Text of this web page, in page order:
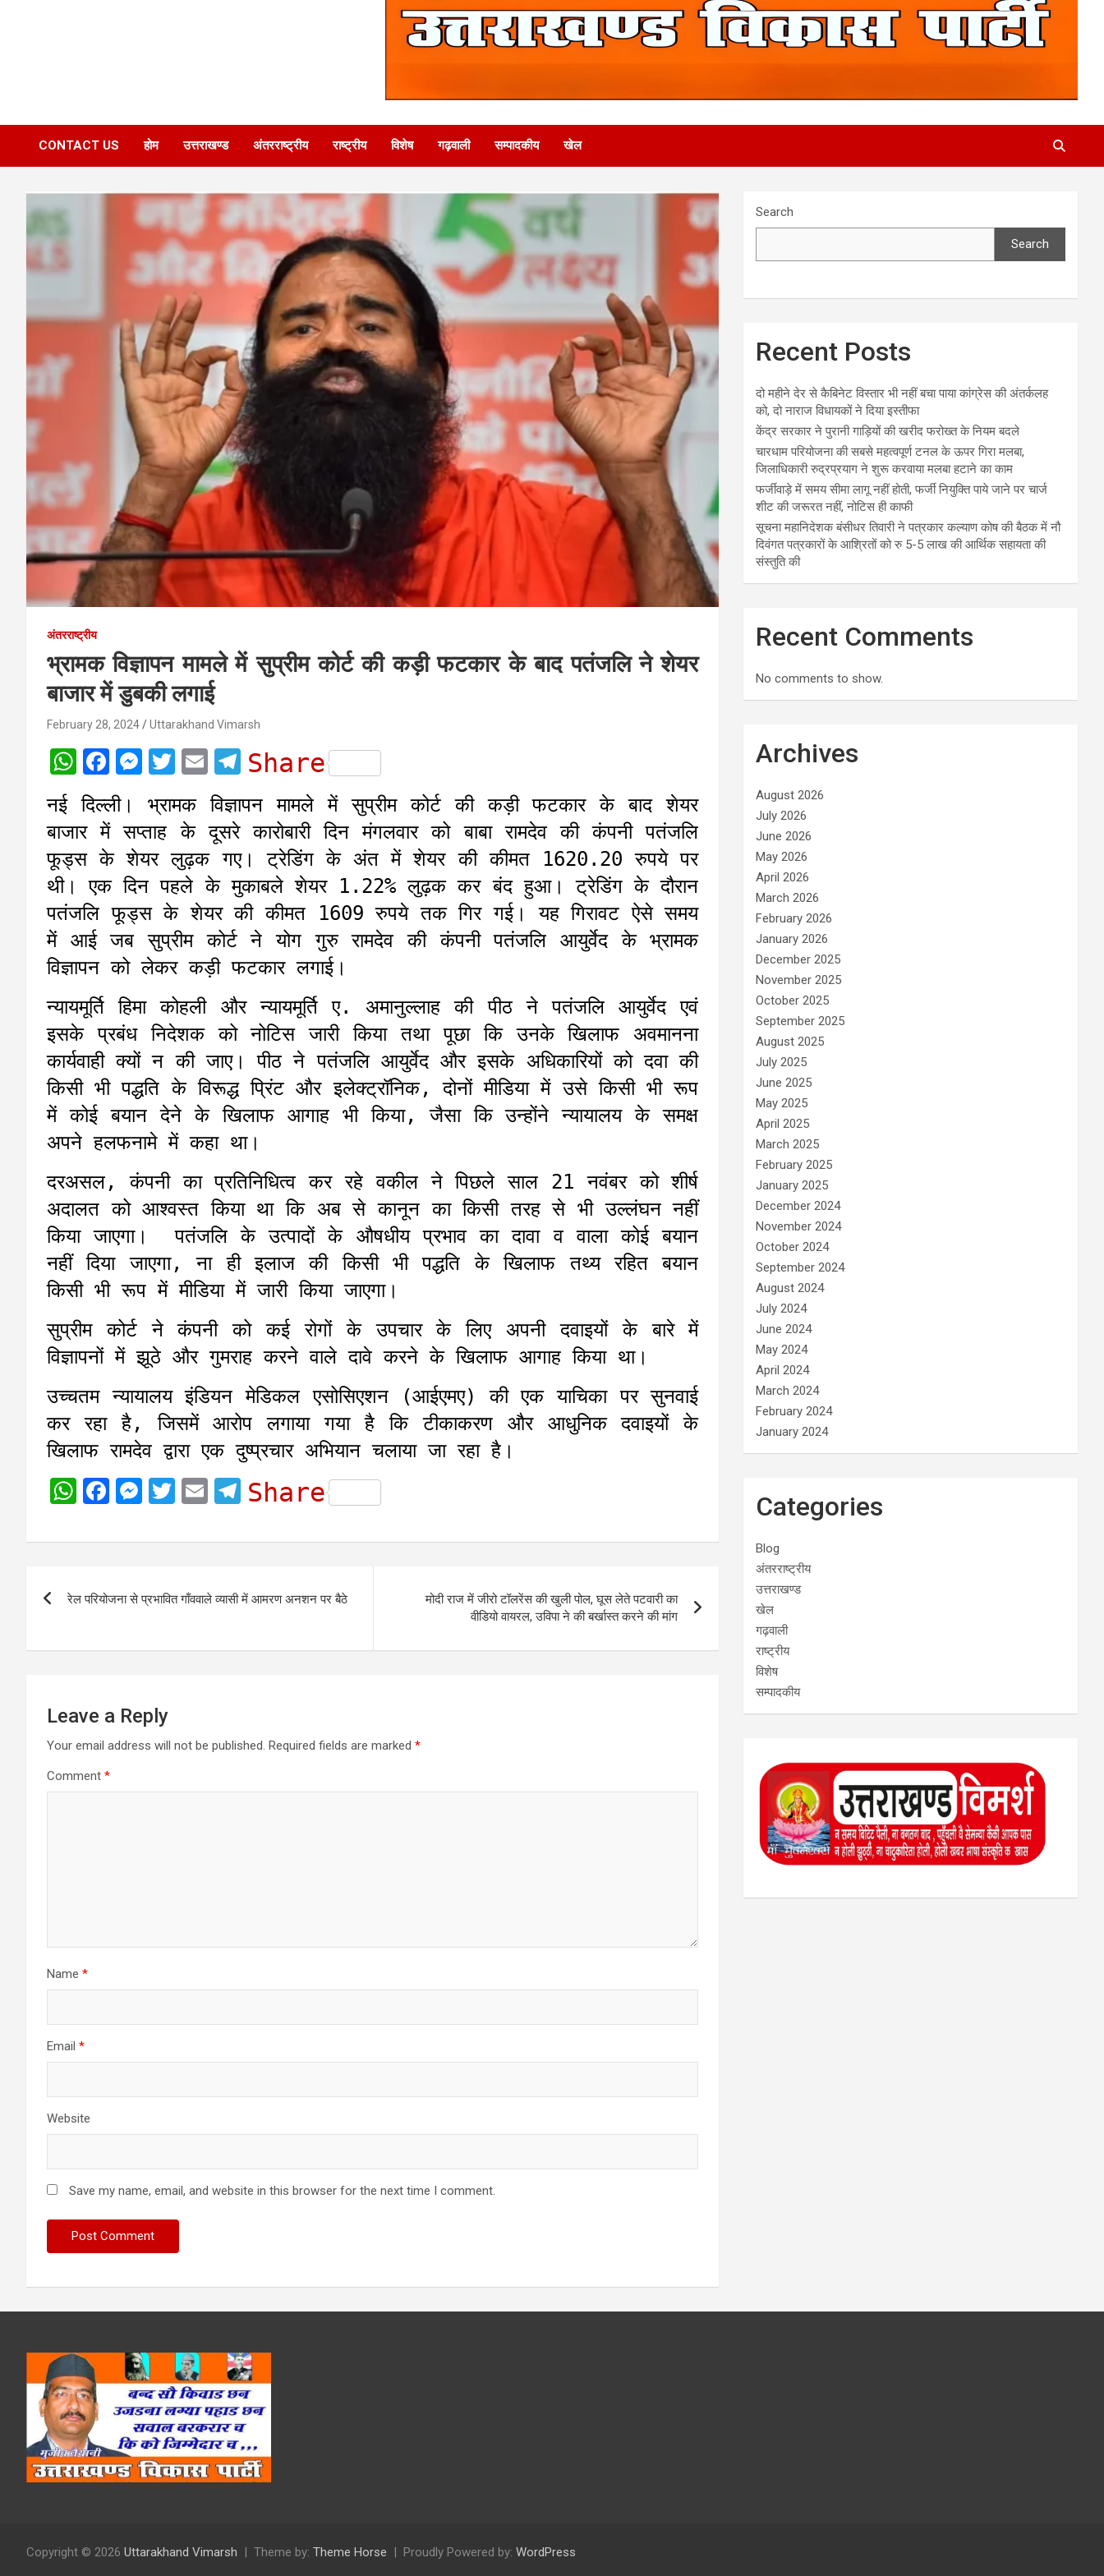
CONTACT US होम उत्तराखण्ड अंतरराष्ट्रीय राष्ट्रीय विशेष गढ़वाली सम्पादकीय खेल
अंतरराष्ट्रीय
भ्रामक विज्ञापन मामले में सुप्रीम कोर्ट की कड़ी फटकार के बाद पतंजलि ने शेयर
बाजार में डुबकी लगाई
February 28, 2024 Uttarakhand Vimarsh
W
h
a
t
s
A
p
p
F
a
c
e
b
o
o
k
M
s
s
e
n
g
e
r
T
i
t
t
e
r
E
m
a
i
l
T
l
e
g
r
a
m
Share
नई दिल्ली। भ्रामक विज्ञापन मामले में सुप्रीम कोर्ट की कड़ी फटकार के बाद शेयर
बाजार में सप्ताह के दूसरे कारोबारी दिन मंगलवार को बाबा रामदेव की कंपनी पतंजलि
फूड्स के शेयर लुढ़क गए। ट्रेडिंग के अंत में शेयर की कीमत 1620.20 रुपये पर
थी। एक दिन पहले के मुकाबले शेयर 1.22% लुढ़क कर बंद हुआ। ट्रेडिंग के दौरान
पतंजलि फूड्स के शेयर की कीमत 1609 रुपये तक गिर गई। यह गिरावट ऐसे समय
में आई जब सुप्रीम कोर्ट ने योग गुरु रामदेव की कंपनी पतंजलि आयुर्वेद के भ्रामक
विज्ञापन को लेकर कड़ी फटकार लगाई।
न्यायमूर्ति हिमा कोहली और न्यायमूर्ति ए. अमानुल्लाह की पीठ ने पतंजलि आयुर्वेद एवं
इसके प्रबंध निदेशक को नोटिस जारी किया तथा पूछा कि उनके खिलाफ अवमानना
कार्यवाही क्यों न की जाए। पीठ ने पतंजलि आयुर्वेद और इसके अधिकारियों को दवा की
किसी भी पद्धति के विरूद्ध प्रिंट और इलेक्ट्रॉनिक, दोनों मीडिया में उसे किसी भी रूप
में कोई बयान देने के खिलाफ आगाह भी किया, जैसा कि उन्होंने न्यायालय के समक्ष
अपने हलफनामे में कहा था।
दरअसल, कंपनी का प्रतिनिधित्व कर रहे वकील ने पिछले साल 21 नवंबर को शीर्ष
अदालत को आश्वस्त किया था कि अब से कानून का किसी तरह से भी उल्लंघन नहीं
किया जाएगा। पतंजलि के उत्पादों के औषधीय प्रभाव का दावा व वाला कोई बयान
नहीं दिया जाएगा, ना ही इलाज की किसी भी पद्धति के खिलाफ तथ्य रहित बयान
किसी भी रूप में मीडिया में जारी किया जाएगा।
सुप्रीम कोर्ट ने कंपनी को कई रोगों के उपचार के लिए अपनी दवाइयों के बारे में
विज्ञापनों में झूठे और गुमराह करने वाले दावे करने के खिलाफ आगाह किया था।
उच्चतम न्यायालय इंडियन मेडिकल एसोसिएशन (आईएमए) की एक याचिका पर सुनवाई
कर रहा है, जिसमें आरोप लगाया गया है कि टीकाकरण और आधुनिक दवाइयों के
खिलाफ रामदेव द्वारा एक दुष्प्रचार अभियान चलाया जा रहा है।
W
a
s
p
F
c
b
o
M
s
e
g
r
T
i
t
r
E
a
l
T
l
g
a
Share
navigation
रेल परियोजना से प्रभावित गाँववाले व्यासी में आमरण अनशन पर बैठे
मोदी राज में जीरो टॉलरेंस की खुली पोल, घूस लेते पटवारी का
वीडियो वायरल, उविपा ने की बर्खास्त करने की मांग
Leave a Reply
Your email address will not be published. Required fields are marked *
Comment *
Name *
Email *
Website
Save my name, email, and website in this browser for the next time I comment.
Search
Search
Recent Posts
दो महीने देर से कैबिनेट विस्तार भी नहीं बचा पाया कांग्रेस की अंतर्कलह
को, दो नाराज विधायकों ने दिया इस्तीफा
केंद्र सरकार ने पुरानी गाड़ियों की खरीद फरोख्त के नियम बदले
चारधाम परियोजना की सबसे महत्वपूर्ण टनल के ऊपर गिरा मलबा,
जिलाधिकारी रुद्रप्रयाग ने शुरू करवाया मलबा हटाने का काम
फर्जीवाड़े में समय सीमा लागू नहीं होती, फर्जी नियुक्ति पाये जाने पर चार्ज
शीट की जरूरत नहीं, नोटिस ही काफी
सूचना महानिदेशक बंसीधर तिवारी ने पत्रकार कल्याण कोष की बैठक में नौ
दिवंगत पत्रकारों के आश्रितों को रु 5-5 लाख की आर्थिक सहायता की
संस्तुति की
Recent Comments
No comments to show.
Archives
August 2026
July 2026
June 2026
May 2026
April 2026
March 2026
February 2026
January 2026
December 2025
November 2025
October 2025
September 2025
August 2025
July 2025
June 2025
May 2025
April 2025
March 2025
February 2025
January 2025
December 2024
November 2024
October 2024
September 2024
August 2024
July 2024
June 2024
May 2024
April 2024
March 2024
February 2024
January 2024
Categories
Blog
अंतरराष्ट्रीय
उत्तराखण्ड
खेल
गढ़वाली
राष्ट्रीय
विशेष
सम्पादकीय
Copyright © 2026 Uttarakhand Vimarsh Theme by: Theme Horse Proudly Powered by: WordPress